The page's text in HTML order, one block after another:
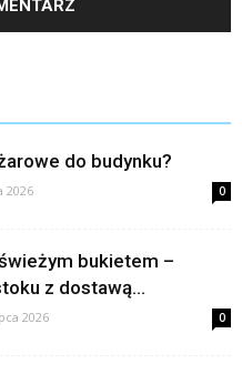
do budynku?
2026 0
bukietem –
z dostawą...
2026 0